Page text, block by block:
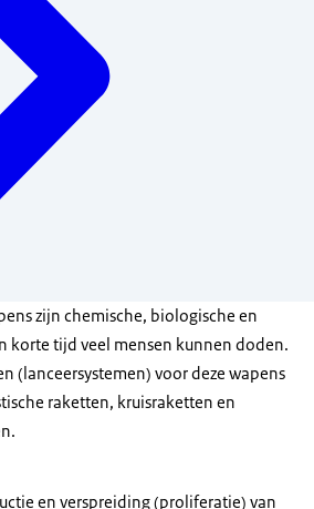
zijn chemische, biologische en
korte tijd veel mensen kunnen doden.
(lanceersystemen) voor deze wapens
raketten, kruisraketten en
en verspreiding (proliferatie) van